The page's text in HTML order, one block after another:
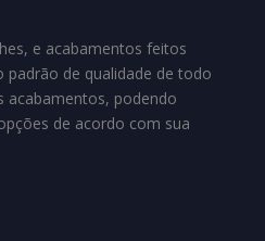
e acabamentos feitos
padrão de qualidade de todo
acabamentos, podendo
de acordo com sua